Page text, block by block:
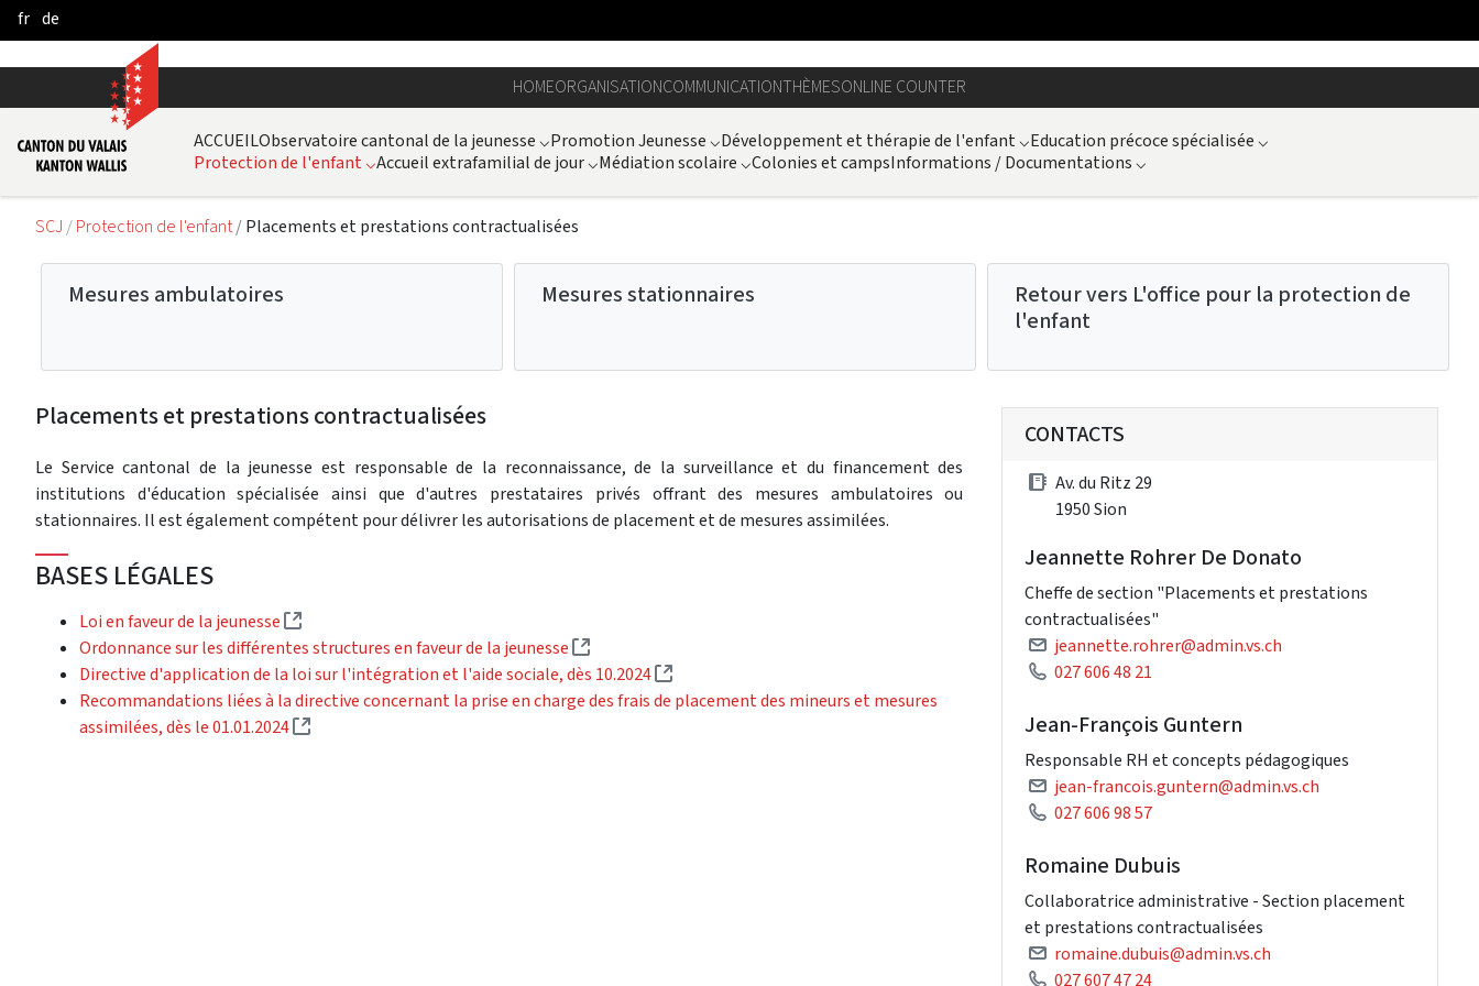
Skip to Main Content
fr de
HOMEORGANISATIONCOMMUNICATIONTHÈMESONLINE COUNTER
ACCUEILObservatoire cantonal de la jeunesse ⌵Promotion Jeunesse ⌵Développement et thérapie de l'enfant ⌵Education précoce spécialisée ⌵
Protection de l'enfant ⌵Accueil extrafamilial de jour⌵Médiation scolaire ⌵Colonies et campsInformations / Documentations ⌵
SCJ Protection de l'enfant Placements et prestations contractualisées
Mesures ambulatoires Mesures stationnaires
Retour vers L'office pour la protection de
l'enfant
Placements et prestations contractualisées
Le Service cantonal de la jeunesse est responsable de la reconnaissance, de la surveillance et du financement des
institutions d'éducation spécialisée ainsi que d'autres prestataires privés offrant des mesures ambulatoires ou
stationnaires. Il est également compétent pour délivrer les autorisations de placement et de mesures assimilées.
BASES LÉGALES
Loi en faveur de la jeunesse
(External link)
Ordonnance sur les différentes structures en faveur de la jeunesse
(External link)
Directive d'application de la loi sur l'intégration et l'aide sociale, dès 10.2024
(External link)
Recommandations liées à la directive concernant la prise en charge des frais de placement des mineurs et mesures
assimilées, dès le 01.01.2024
(External link)
CONTACTS
Av. du Ritz 29
1950 Sion
Jeannette Rohrer De Donato
Cheffe de section "Placements et prestations
contractualisées"
jeannette.rohrer@admin.vs.ch
027 606 48 21
Jean-François Guntern
Responsable RH et concepts pédagogiques
jean-francois.guntern@admin.vs.ch
027 606 98 57
Romaine Dubuis
Collaboratrice administrative - Section placement
et prestations contractualisées
romaine.dubuis@admin.vs.ch
027 607 47 24